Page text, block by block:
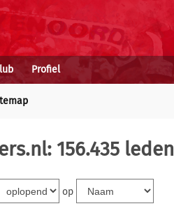
Profiel
156.435 leden
op